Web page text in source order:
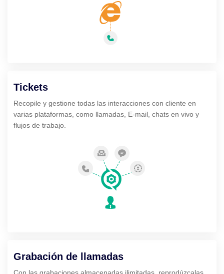
Tickets
Recopile y gestione todas las interacciones con cliente en
varias plataformas, como llamadas, E-mail, chats en vivo y
flujos de trabajo.
Grabación de llamadas